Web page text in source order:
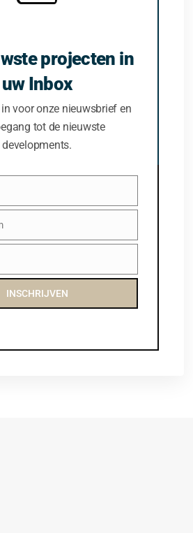
projecten in
uw Inbox
voor onze nieuwsbrief en
tot de nieuwste
developments.
INSCHRIJVEN